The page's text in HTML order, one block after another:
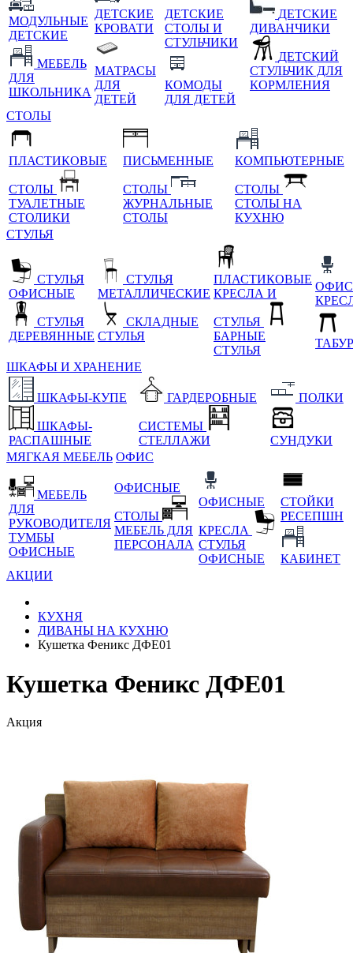
МОДУЛЬНЫЕ
ДЕТСКИЕ
МЕБЕЛЬ
ДЛЯ
ШКОЛЬНИКА
ДЕТСКИЕ
КРОВАТИ
МАТРАСЫ
ДЛЯ
ДЕТЕЙ
ДЕТСКИЕ
СТОЛЫ И
СТУЛЬЧИКИ
КОМОДЫ
ДЛЯ ДЕТЕЙ
ДЕТСКИЕ
ДИВАНЧИКИ
ДЕТСКИЙ
СТУЛЬЧИК ДЛЯ
КОРМЛЕНИЯ
СТОЛЫ
ПЛАСТИКОВЫЕ
СТОЛЫ
ТУАЛЕТНЫЕ
СТОЛИКИ
ПИСЬМЕННЫЕ
СТОЛЫ
ЖУРНАЛЬНЫЕ
СТОЛЫ
КОМПЬЮТЕРНЫЕ
СТОЛЫ
СТОЛЫ НА
КУХНЮ
СТУЛЬЯ
СТУЛЬЯ
ОФИСНЫЕ
СТУЛЬЯ
ДЕРЕВЯННЫЕ
СТУЛЬЯ
МЕТАЛЛИЧЕСКИЕ
СКЛАДНЫЕ
СТУЛЬЯ
ПЛАСТИКОВЫЕ
КРЕСЛА И
СТУЛЬЯ
БАРНЫЕ
СТУЛЬЯ
ШКАФЫ И ХРАНЕНИЕ
ШКАФЫ-КУПЕ
ШКАФЫ-
РАСПАШНЫЕ
ГАРДЕРОБНЫЕ
СИСТЕМЫ
СТЕЛЛАЖИ
ПОЛКИ
СУНДУКИ
МЯГКАЯ МЕБЕЛЬ ОФИС
МЕБЕЛЬ
ДЛЯ
РУКОВОДИТЕЛЯ
ТУМБЫ
ОФИСНЫЕ
ОФИСНЫЕ
СТОЛЫ
МЕБЕЛЬ ДЛЯ
ПЕРСОНАЛА
ОФИСНЫЕ
КРЕСЛА
СТУЛЬЯ
ОФИСНЫЕ
СТОЙКИ
РЕСЕПШН
КАБИНЕТ
АКЦИИ
КУХНЯ
ДИВАНЫ НА КУХНЮ
Кушетка Феникс ДФЕ01
Кушетка Феникс ДФЕ01
Акция